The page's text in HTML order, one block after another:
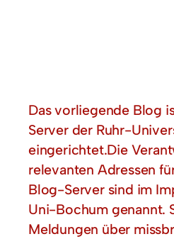
Das vorliegende Blog
Server der Ruhr-
eingerichtet.Die
relevanten Adressen
Blog-Server sind im
Uni-Bochum genannt.
Meldungen über